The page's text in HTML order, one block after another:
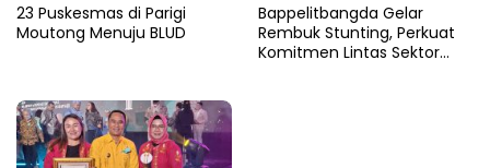
23 Puskesmas di Parigi
Moutong Menuju BLUD
Bappelitbangda Gelar
Rembuk Stunting, Perkuat
Komitmen Lintas Sektor